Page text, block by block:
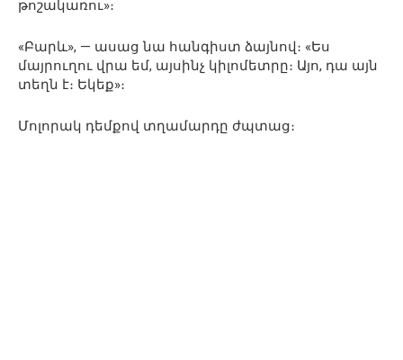
թոշակառու»։
«Բարև», — ասաց նա հանգիստ ձայնով։ «Ես
մայրուղու վրա եմ, այսինչ կիլոմետրը։ Այո, դա այն
տեղն է։ Եկեք»։
Մոլորակ դեմքով տղամարդը ժպտաց։